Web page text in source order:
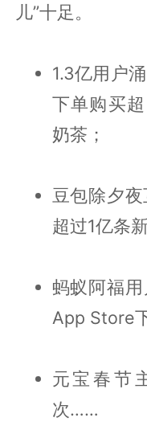
儿”十足。
1.3亿用户
下单购买
奶茶；
豆包除夕
超过1亿条
蚂蚁阿福
App Store
元宝春节
次……